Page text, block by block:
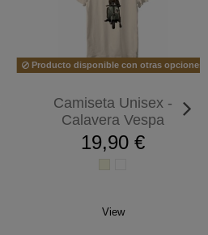
Producto disponible con otras opciones
Camiseta Unisex -
Calavera Vespa
19,90 €
View